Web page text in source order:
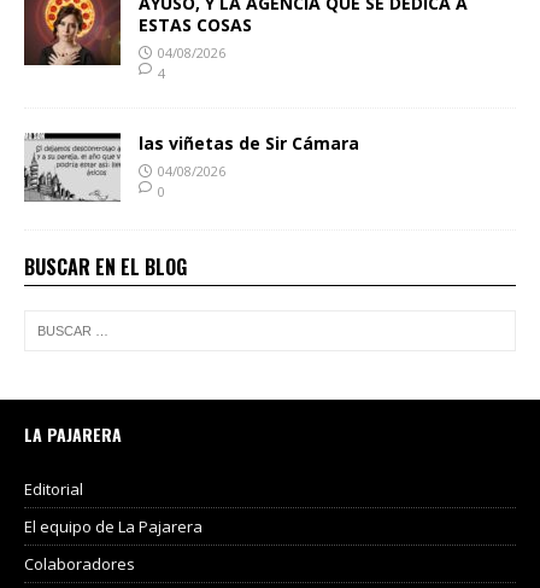
ESTAS COSAS
04/08/2026
4
las viñetas de Sir Cámara
04/08/2026
0
BUSCAR EN EL BLOG
LA PAJARERA
Editorial
El equipo de La Pajarera
Colaboradores